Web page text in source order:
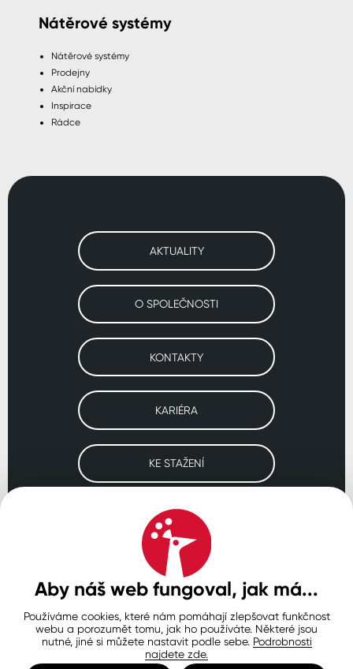
Nátěrové systémy
Nátěrové systémy
Prodejny
Akční nabídky
Inspirace
Rádce
AKTUALITY
O SPOLEČNOSTI
KONTAKTY
KARIÉRA
KE STAŽENÍ
Navštivte naše pobočky
SLOVENSKO POLSKO
Ochrana osobních údajů
Zásady používání souborů cookie
Nastavení cookies
© Copyright 2026 COLORLAK
Aby náš web fungoval, jak má...
Používáme cookies, které nám pomáhají zlepšovat funkčnost
webu a porozumět tomu, jak ho používáte. Některé jsou
nutné, jiné si můžete nastavit podle sebe. Podrobnosti
najdete zde.